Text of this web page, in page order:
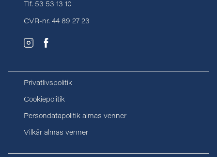
Tlf. 53 53 13 10
CVR-nr. 44 89 27 23
Privatlivspolitik
Cookiepolitik
Persondatapolitik almas venner
Vilkår almas venner